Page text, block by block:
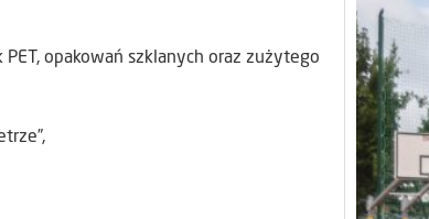
opakowań szklanych oraz zużytego